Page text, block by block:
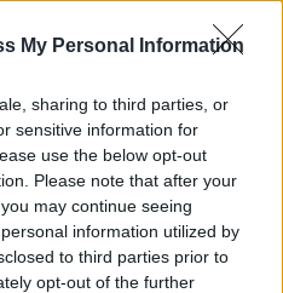
My Personal Information
sharing to third parties, or
sensitive information for
use the below opt-out
Please note that after your
may continue seeing
information utilized by
to third parties prior to
opt-out of the further